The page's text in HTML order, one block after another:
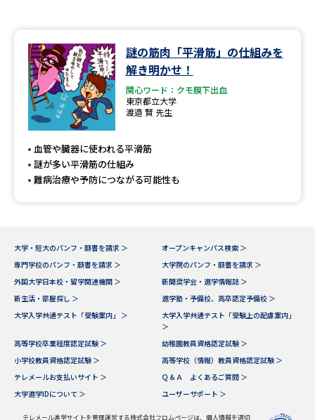
大学・短大以外の資料から請求
専門学校の資料請求 大学院の資料請求
留学・進学関連、塾・予備校
大学入学共通テスト「受験上の
高等学校卒業程度認定試験
高等学校（情報）教員資格認定
試験
大学研究 大学検索
大学で学べる内容や特徴を調べる
集
謎の筋肉「平滑筋」の仕組みを
解き明かせ！
関心ワード：クモ膜下出血
東京都立大学
渡邉 賢 先生
血管や臓器に使われる平滑筋
謎が多い平滑筋の仕組み
難病治療や予防につながる可能性も
大学・短大のパンフ・願書を請求 ＞
オープンキャンパス検索 ＞
専門学校のパンフ・願書を請求 ＞
大学院のパンフ・願書を請求 ＞
外国大学日本校・留学関連機関 ＞
新聞奨学会・進学情報誌 ＞
新生活・部屋探し ＞
進学塾・予備校、高卒認定予備校 ＞
大学入学共通テスト「受験案内」 ＞
大学入学共通テスト「受験上の配慮案内」
＞
高等学校卒業程度認定試験 ＞
幼稚園教員資格認定試験 ＞
小学校教員資格認定試験 ＞
高等学校（情報）教員資格認定試験 ＞
テレメールお支払いサイト ＞
Ｑ＆Ａ よくあるご質問 ＞
大学進学IDについて ＞
ユーザーサポート ＞
テレメール進学サイトを管理運営する株式会社フロムページは、個人情報を適切